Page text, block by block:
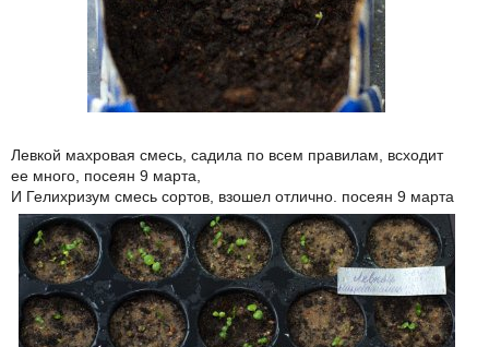
Левкой махровая смесь, садила по всем правилам, всходит
ее много, посеян 9 марта,
И Гелихризум смесь сортов, взошел отлично. посеян 9 марта